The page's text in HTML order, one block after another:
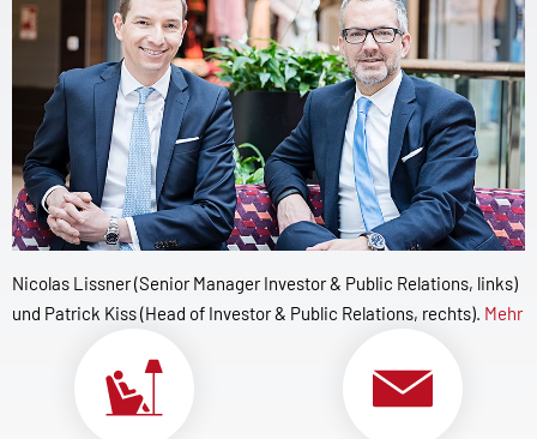
Nicolas Lissner (Senior Manager Investor & Public Relations, links)
und Patrick Kiss (Head of Investor & Public Relations, rechts). Mehr